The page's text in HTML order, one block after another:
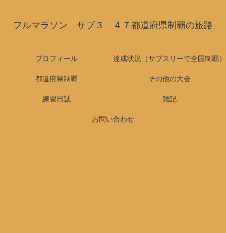
フルマラソン サブ３ ４７都道府県制覇の旅路
プロフィール 達成状況（サブスリーで全国制覇）
都道府県制覇 その他の大会
練習日誌 雑記
お問い合わせ